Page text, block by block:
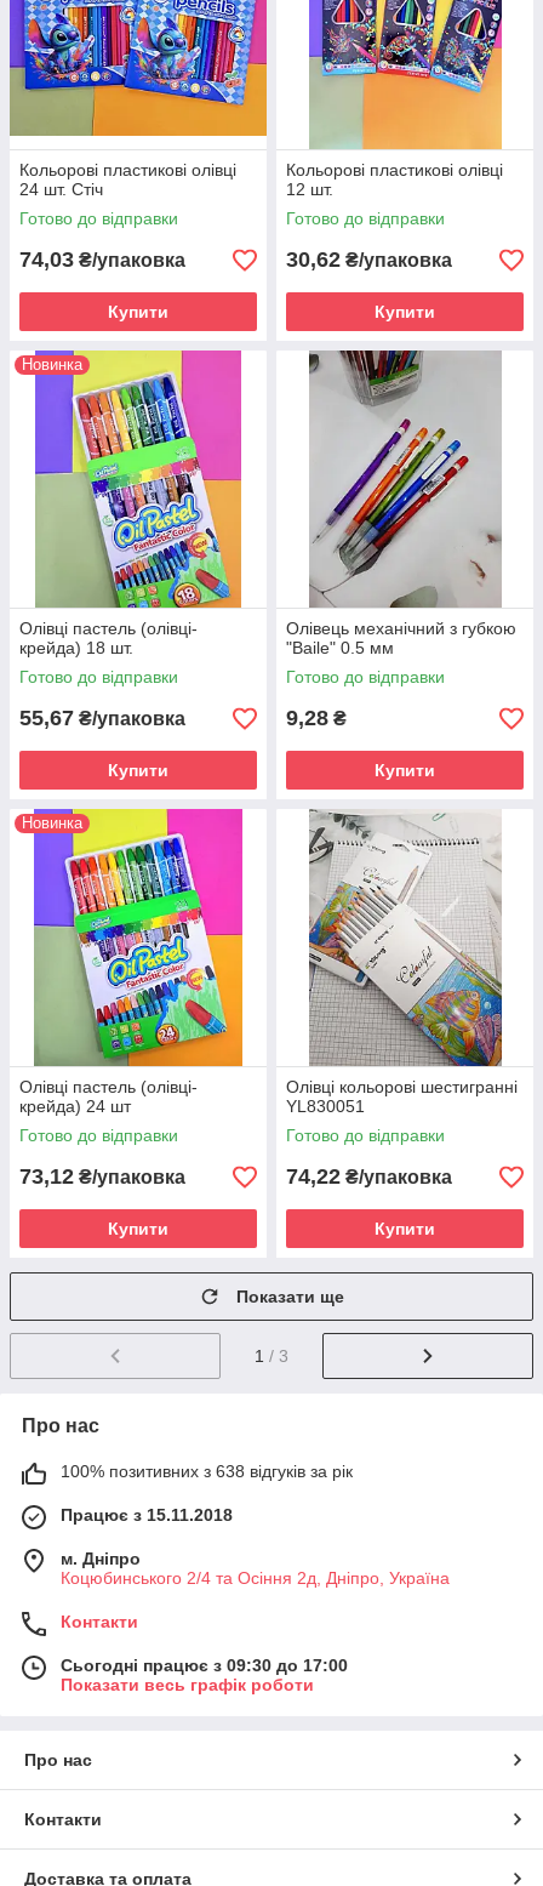
Кольорові пластикові олівці
24 шт. Стіч
Готово до відправки
74,03 ₴/упаковка
Купити
Кольорові пластикові олівці
12 шт.
Готово до відправки
30,62 ₴/упаковка
Купити
Новинка
Олівці пастель (олівці-
крейда) 18 шт.
Готово до відправки
55,67 ₴/упаковка
Купити
Олівець механічний з губкою
"Baile" 0.5 мм
Готово до відправки
9,28 ₴
Купити
Новинка
Олівці пастель (олівці-
крейда) 24 шт
Готово до відправки
73,12 ₴/упаковка
Купити
Олівці кольорові шестигранні
YL830051
Готово до відправки
74,22 ₴/упаковка
Купити
Показати ще
1 / 3
Про нас
100% позитивних з 638 відгуків за рік
Працює з 15.11.2018
м. Дніпро
Коцюбинського 2/4 та Осіння 2д, Дніпро, Україна
Контакти
Сьогодні працює з 09:30 до 17:00
Показати весь графік роботи
Про нас
Контакти
Доставка та оплата